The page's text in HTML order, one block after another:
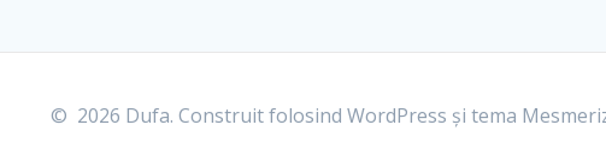
© 2026 Dufa. Construit folosind WordPress și tema